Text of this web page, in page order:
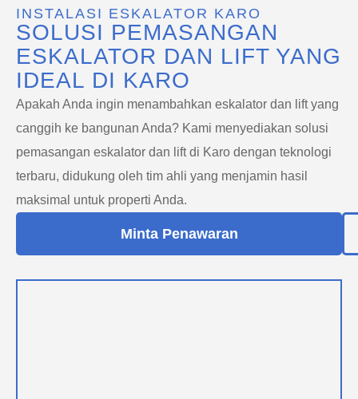
INSTALASI ESKALATOR KARO
SOLUSI PEMASANGAN
ESKALATOR DAN LIFT YANG
IDEAL DI KARO
Apakah Anda ingin menambahkan eskalator dan lift yang
canggih ke bangunan Anda? Kami menyediakan solusi
pemasangan eskalator dan lift di Karo dengan teknologi
terbaru, didukung oleh tim ahli yang menjamin hasil
maksimal untuk properti Anda.
Minta Penawaran